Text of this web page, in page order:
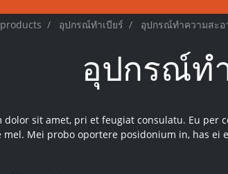
อุปกรณ์ทำเบียร์ อุปกรณ์ทำความสะอ
อุปกรณ์ท
dolor sit amet, pri et feugiat consulatu. Eu per
mel. Mei probo oportere posidonium in, has ei